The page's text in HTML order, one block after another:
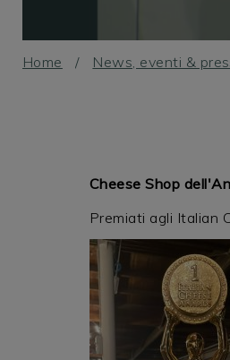
Home / News, eventi &
Cheese Shop
Premiati agli Italian